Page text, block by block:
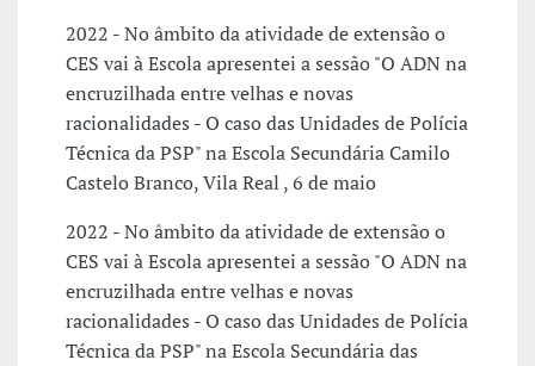
2022 - No âmbito da atividade de extensão o
CES vai à Escola apresentei a sessão "O ADN na
encruzilhada entre velhas e novas
racionalidades - O caso das Unidades de Polícia
Técnica da PSP" na Escola Secundária Camilo
Castelo Branco, Vila Real , 6 de maio
2022 - No âmbito da atividade de extensão o
CES vai à Escola apresentei a sessão "O ADN na
encruzilhada entre velhas e novas
racionalidades - O caso das Unidades de Polícia
Técnica da PSP" na Escola Secundária das